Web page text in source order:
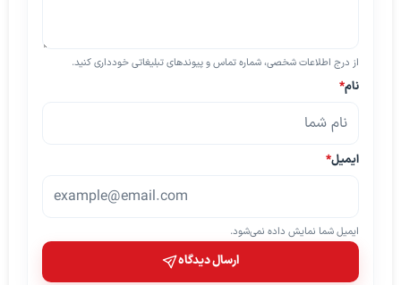
از درج اطلاعات شخصی، شماره تماس و پیوندهای تبلیغاتی خودداری کنید.
نام*
ایمیل*
ایمیل شما نمایش داده نمی‌شود.
ارسال دیدگاه